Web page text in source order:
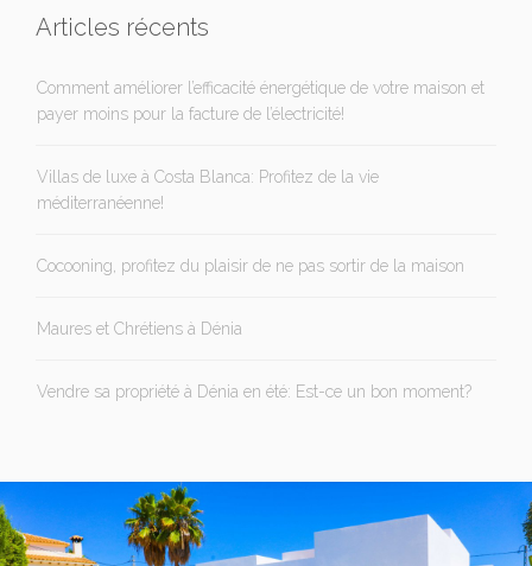
Articles récents
Comment améliorer l’efficacité énergétique de votre maison et
payer moins pour la facture de l’électricité!
Villas de luxe à Costa Blanca: Profitez de la vie
méditerranéenne!
Cocooning, profitez du plaisir de ne pas sortir de la maison
Maures et Chrétiens à Dénia
Vendre sa propriété à Dénia en été: Est-ce un bon moment?